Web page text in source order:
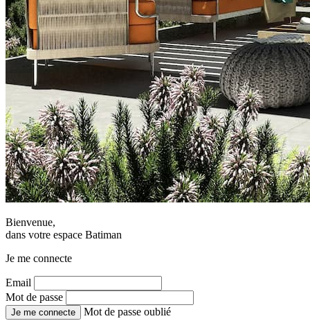
Bienvenue,
dans votre espace Batiman
Je me connecte
Email
Mot de passe
Je me connecte Mot de passe oublié